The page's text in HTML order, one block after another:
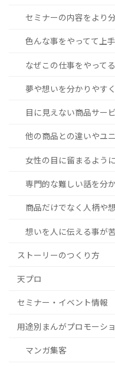
セミナーの内容をより
色んな事をやってて上
なぜこの仕事をやって
夢や想いを分かりやす
目に見えない商品サー
他の商品との違いやユ
女性の目に留まるよう
専門的な難しい話を分
商品だけでなく人柄や
想いを人に伝える事が
ストーリーのつくり方
天プロ
セミナー・イベント情報
用途別まんがプロモーシ
マンガ集客